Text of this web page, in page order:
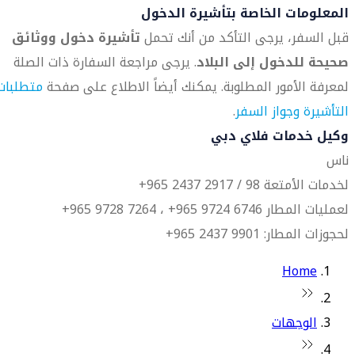
المعلومات الخاصة بتأشيرة الدخول
قبل السفر، يرجى التأكد من أنك تحملتأشيرة دخول ووثائق
صحيحة للدخول إلى البلاد. يرجى مراجعة السفارة ذات الصلة
لمعرفة الأمور المطلوبة. يمكنك أيضاً الاطلاع على صفحة
التأشيرة وجواز السفر.
وكيل خدمات فلاي دبي
ناس
لخدمات الأمتعة 98 / 2917 2437 965+
لعمليات المطار 6746 9724 965+ ، 7264 9728 965+
لحجوزات المطار: 9901 2437 965+
Home
الوجهات